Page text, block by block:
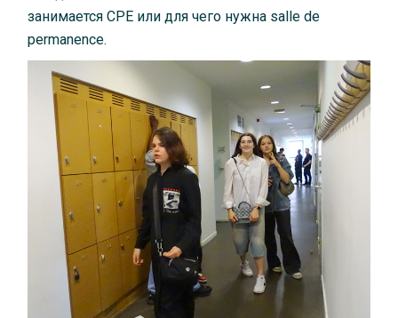
занимается CPE или для чего нужна salle de
permanence.